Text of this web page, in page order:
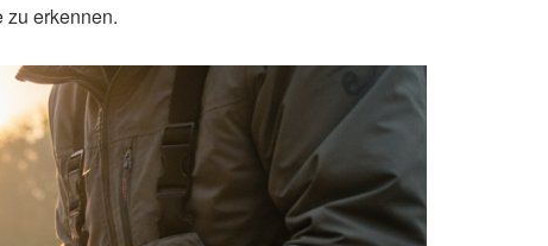
zu erkennen.